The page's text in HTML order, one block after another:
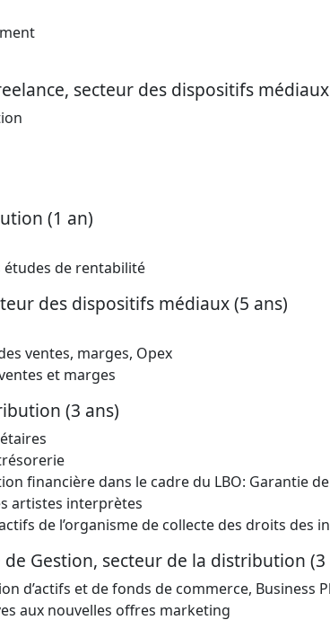
secteur des dispositifs
(1 an)
études de rentabilité
des dispositifs médiaux (5 ans)
ventes, marges, Opex
et marges
(3 ans)
financière dans le cadre du LBO: Garantie
artistes interprètes
de l’organisme de collecte des droits des
Gestion, secteur de la distribution (3
d’actifs et de fonds de commerce, Business
aux nouvelles offres marketing